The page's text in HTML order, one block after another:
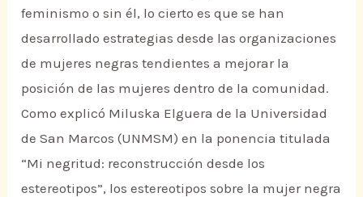
feminismo o sin él, lo cierto es que se han
desarrollado estrategias desde las organizaciones
de mujeres negras tendientes a mejorar la
posición de las mujeres dentro de la comunidad.
Como explicó Miluska Elguera de la Universidad
de San Marcos (UNMSM) en la ponencia titulada
“Mi negritud: reconstrucción desde los
estereotipos”, los estereotipos sobre la mujer negra